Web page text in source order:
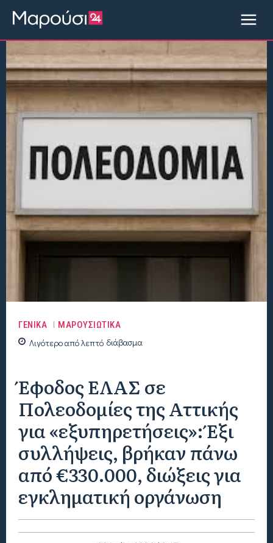
ΓΕΝΙΚΑ ΜΑΡΟΥΣΙΩΤΙΚΑ
Λιγότερο απόλεπτό διάβασμα
Έφοδος ΕΛΑΣ σε
Πολεοδομίες της Αττικής
για «εξυπηρετήσεις»: Έξι
συλλήψεις, βρήκαν πάνω
από €330.000, διώξεις για
εγκληματική οργάνωση